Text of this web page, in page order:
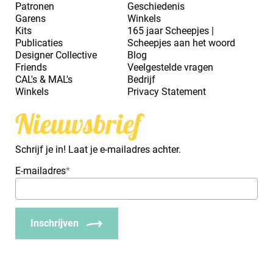
Patronen
Garens
Kits
Publicaties
Designer Collective
Friends
CAL's & MAL's
Winkels
Geschiedenis
Winkels
165 jaar Scheepjes |
Scheepjes aan het woord
Blog
Veelgestelde vragen
Bedrijf
Privacy Statement
Nieuwsbrief
Schrijf je in! Laat je e-mailadres achter.
E-mailadres*
Inschrijven